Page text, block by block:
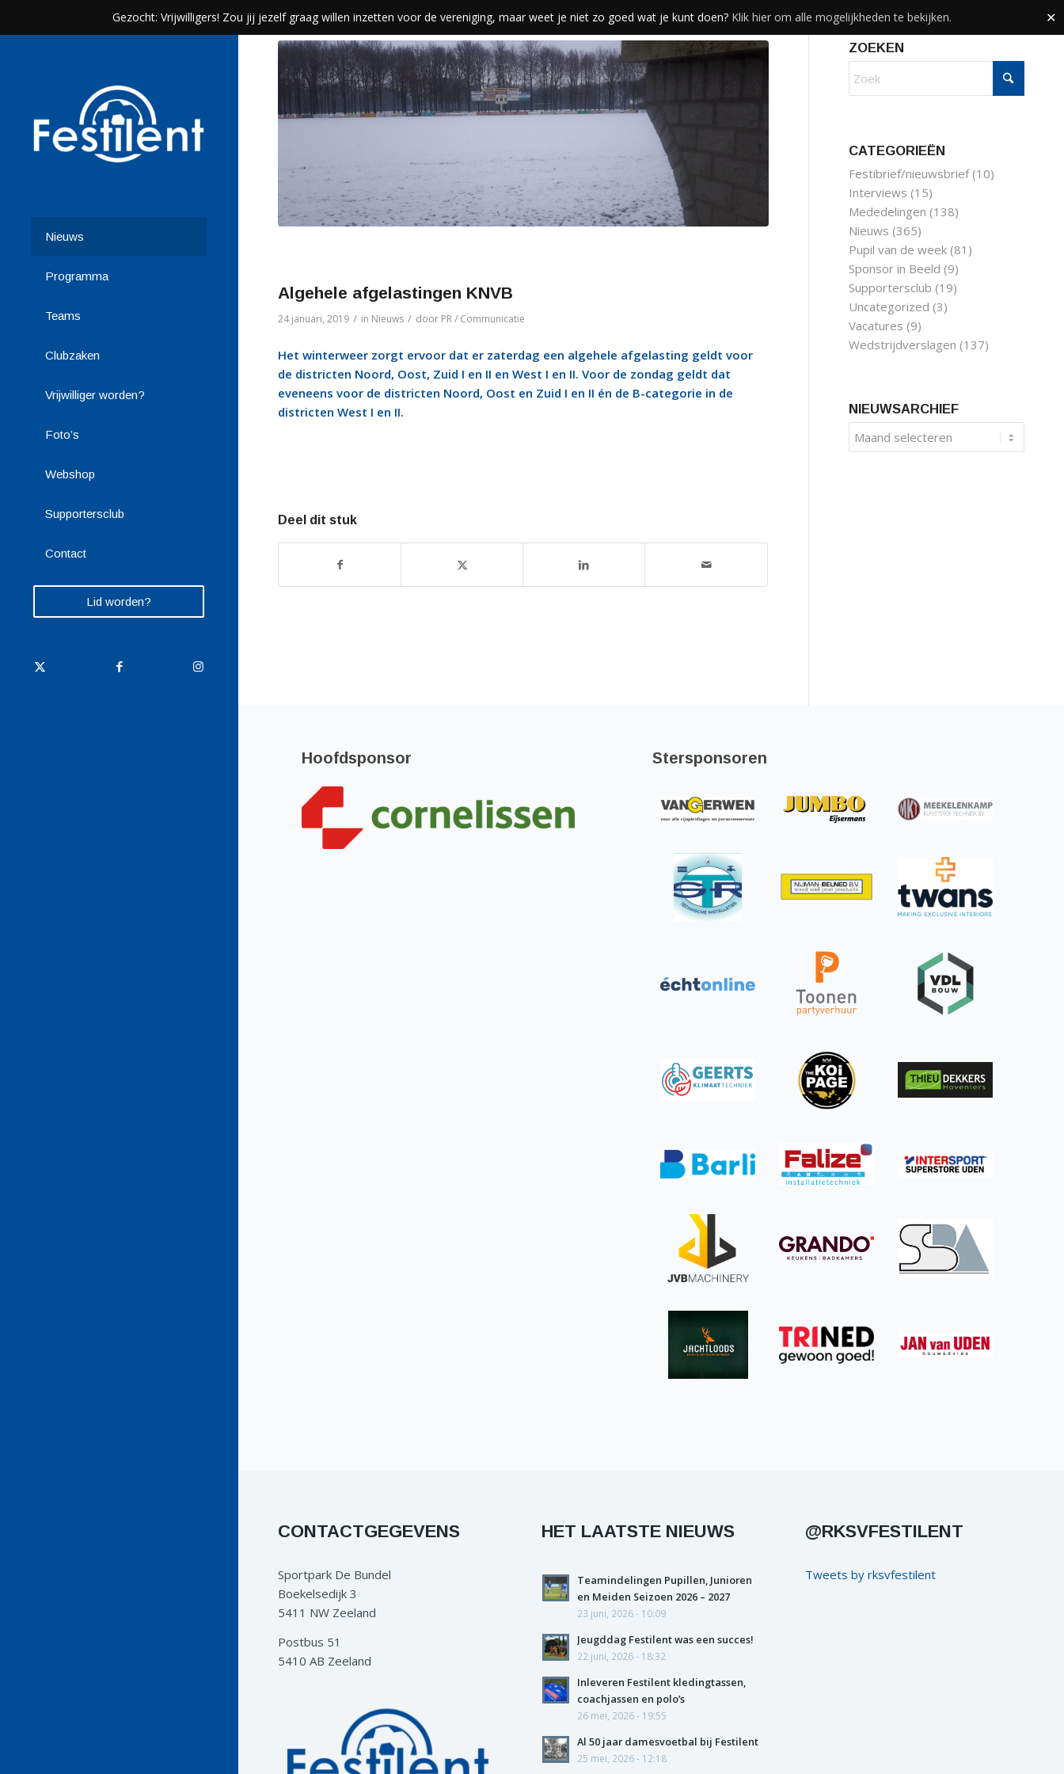
Gezocht: Vrijwilligers! Zou jij jezelf graag willen inzetten voor de vereniging, maar weet je niet zo goed wat je kunt doen? Klik hier om alle mogelijkheden te bekijken. ✕
Nieuws
Programma
Teams
Clubzaken
Vrijwilliger worden?
Foto’s
Webshop
Supportersclub
Contact
Lid worden?
Algehele afgelastingen KNVB
24 januari, 2019 / in Nieuws / door PR / Communicatie
Het winterweer zorgt ervoor dat er zaterdag een algehele afgelasting geldt voor
de districten Noord, Oost, Zuid I en II en West I en II. Voor de zondag geldt dat
eveneens voor de districten Noord, Oost en Zuid I en II én de B-categorie in de
districten West I en II.
Deel dit stuk
ZOEKEN
CATEGORIEËN
Festibrief/nieuwsbrief(10)
Interviews (15)
Mededelingen (138)
Nieuws (365)
Pupil van de week(81)
Sponsor in Beeld (9)
Supportersclub (19)
Uncategorized (3)
Vacatures (9)
Wedstrijdverslagen (137)
NIEUWSARCHIEF
Hoofdsponsor Stersponsoren
CONTACTGEGEVENS
Sportpark De Bundel
Boekelsedijk 3
5411 NW Zeeland
Postbus 51
5410 AB Zeeland
HET LAATSTE NIEUWS
Teamindelingen Pupillen, Junioren
en Meiden Seizoen 2026 – 2027
23 juni, 2026 - 10:09
Jeugddag Festilent was een succes!
22 juni, 2026 - 18:32
Inleveren Festilent kledingtassen,
coachjassen en polo’s
26 mei, 2026 - 19:55
Al 50 jaar damesvoetbal bij Festilent
25 mei, 2026 - 12:18
@RKSVFESTILENT
Tweets by rksvfestilent